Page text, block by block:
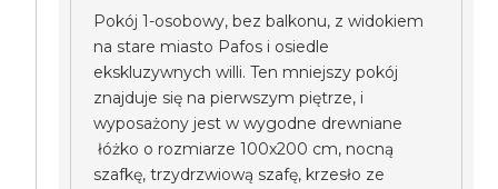
Pokój 1-osobowy, bez balkonu, z widokiem
na stare miasto Pafos i osiedle
ekskluzywnych willi. Ten mniejszy pokój
znajduje się na pierwszym piętrze, i
wyposażony jest w wygodne drewniane
łóżko o rozmiarze 100x200 cm, nocną
szafkę, trzydrzwiową szafę, krzesło ze